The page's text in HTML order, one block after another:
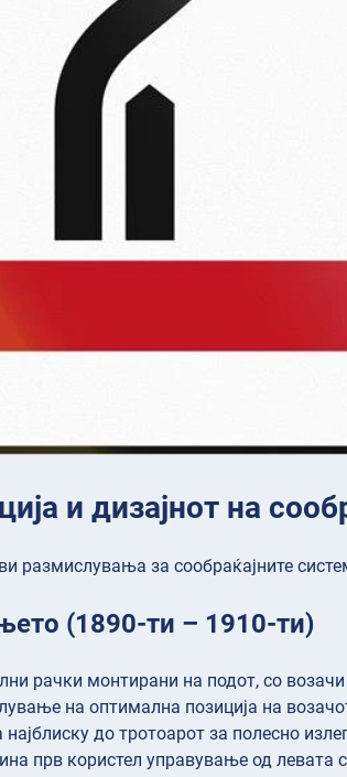
и дизајнот на
размислувања за сообраќајните
(1890-ти – 1910-ти)
рачки монтирани на подот, со
на оптимална позиција на
до тротоарот за полесно
прв користел управување од левата